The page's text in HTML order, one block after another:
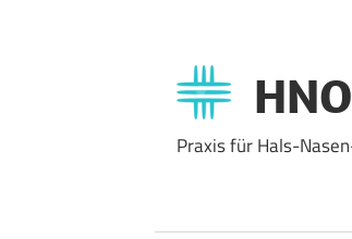
springen
Praxis für Hals-